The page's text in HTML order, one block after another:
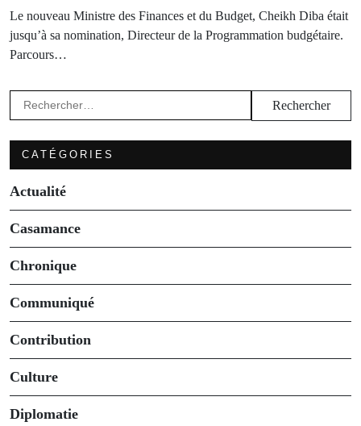
Le nouveau Ministre des Finances et du Budget, Cheikh Diba était
jusqu’à sa nomination, Directeur de la Programmation budgétaire.
Parcours…
Rechercher :
CATÉGORIES
Actualité
Casamance
Chronique
Communiqué
Contribution
Culture
Diplomatie